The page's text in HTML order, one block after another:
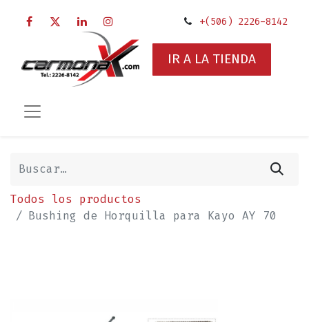
+(506) 2226-8142
IR A LA TIENDA
Todos los productos
Bushing de Horquilla para Kayo AY 70